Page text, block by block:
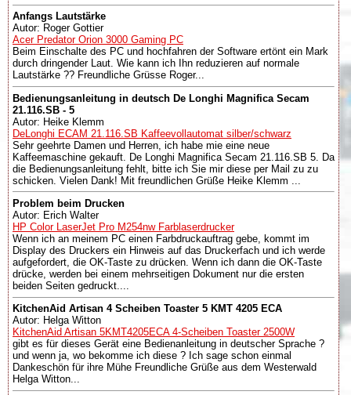
Anfangs Lautstärke
Autor: Roger Gottier
Acer Predator Orion 3000 Gaming PC
Beim Einschalte des PC und hochfahren der Software ertönt ein Mark
durch dringender Laut. Wie kann ich Ihn reduzieren auf normale
Lautstärke ?? Freundliche Grüsse Roger...
Bedienungsanleitung in deutsch De Longhi Magnifica Secam
21.116.SB - 5
Autor: Heike Klemm
DeLonghi ECAM 21.116.SB Kaffeevollautomat silber/schwarz
Sehr geehrte Damen und Herren, ich habe mie eine neue
Kaffeemaschine gekauft. De Longhi Magnifica Secam 21.116.SB 5. Da
die Bedienungsanleitung fehlt, bitte ich Sie mir diese per Mail zu zu
schicken. Vielen Dank! Mit freundlichen Grüße Heike Klemm ...
Problem beim Drucken
Autor: Erich Walter
HP Color LaserJet Pro M254nw Farblaserdrucker
Wenn ich an meinem PC einen Farbdruckauftrag gebe, kommt im
Display des Druckers ein Hinweis auf das Druckerfach und ich werde
aufgefordert, die OK-Taste zu drücken. Wenn ich dann die OK-Taste
drücke, werden bei einem mehrseitigen Dokument nur die ersten
beiden Seiten gedruckt....
KitchenAid Artisan 4 Scheiben Toaster 5 KMT 4205 ECA
Autor: Helga Witton
KitchenAid Artisan 5KMT4205ECA 4-Scheiben Toaster 2500W
gibt es für dieses Gerät eine Bedienanleitung in deutscher Sprache ?
und wenn ja, wo bekomme ich diese ? Ich sage schon einmal
Dankeschön für ihre Mühe Freundliche Grüße aus dem Westerwald
Helga Witton...